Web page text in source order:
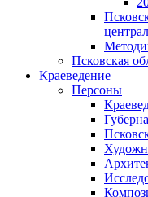
Псковская
Краеведение
Персоны